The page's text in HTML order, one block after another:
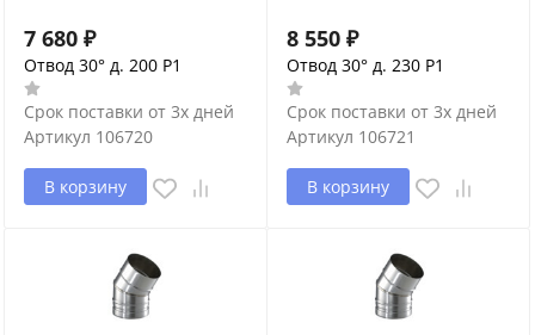
7 680 ₽
Отвод 30° д. 200 P1
Срок поставки от 3х дней
Артикул 106720
В корзину
8 550 ₽
Отвод 30° д. 230 P1
Срок поставки от 3х дней
Артикул 106721
В корзину